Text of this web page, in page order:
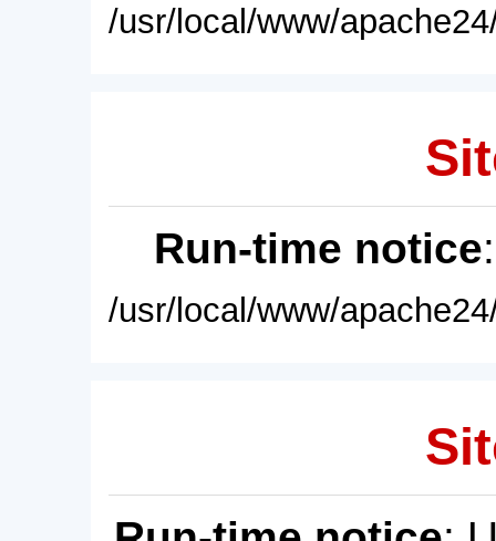
/usr/local/www/
Run-time notice
/usr/local/www/